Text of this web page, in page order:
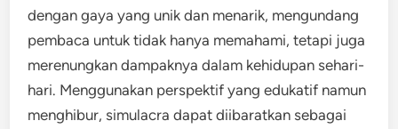
dengan gaya yang unik dan menarik, mengundang
pembaca untuk tidak hanya memahami, tetapi juga
merenungkan dampaknya dalam kehidupan sehari-
hari. Menggunakan perspektif yang edukatif namun
menghibur, simulacra dapat diibaratkan sebagai